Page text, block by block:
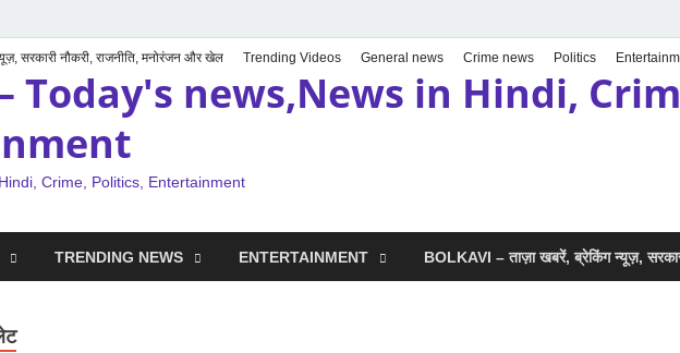
सरकारी नौकरी, राजनीति, मनोरंजन और खेल Trending Videos General news Crime news Politics
Today's news,News in Hindi,
Crime, Politics, Entertainment
TRENDING NEWS ENTERTAINMENT BOLKAVI – ताज़ा खबरें, ब्रेकिंग न्यूज़,